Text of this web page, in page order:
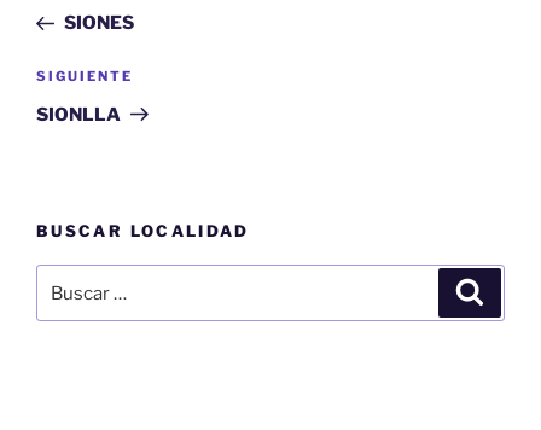
entradas
anterior:
SIONES
Siguiente
entrada
SIGUIENTE
SIONLLA
BUSCAR LOCALIDAD
por: